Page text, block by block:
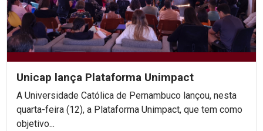
Unicap lança Plataforma Unimpact
A Universidade Católica de Pernambuco lançou, nesta
quarta-feira (12), a Plataforma Unimpact, que tem como
objetivo...